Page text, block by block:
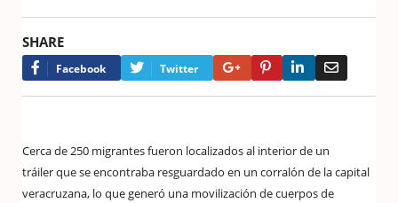
SHARE
Facebook Twitter Google+PinterestLinkedIn
Cerca de 250 migrantes fueron localizados al interior de un
tráiler que se encontraba resguardado en un corralón de la capital
veracruzana, lo que generó una movilización de cuerpos de